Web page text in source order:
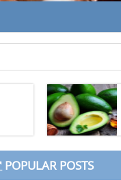
POPULAR POSTS